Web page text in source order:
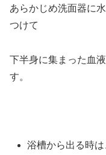
あらかじめ洗面器に
つけて
下半身に集まった血
す。
浴槽から出る時